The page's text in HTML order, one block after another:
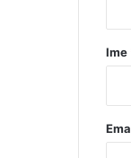
r
Ime